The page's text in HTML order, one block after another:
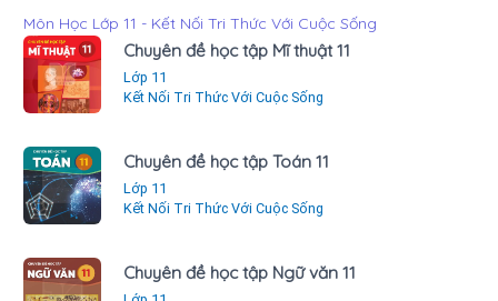
Môn Học Lớp 11 - Kết Nối Tri Thức Với Cuộc Sống
Chuyên đề học tập Mĩ thuật 11
Lớp 11
Kết Nối Tri Thức Với Cuộc Sống
Chuyên đề học tập Toán 11
Lớp 11
Kết Nối Tri Thức Với Cuộc Sống
Chuyên đề học tập Ngữ văn 11